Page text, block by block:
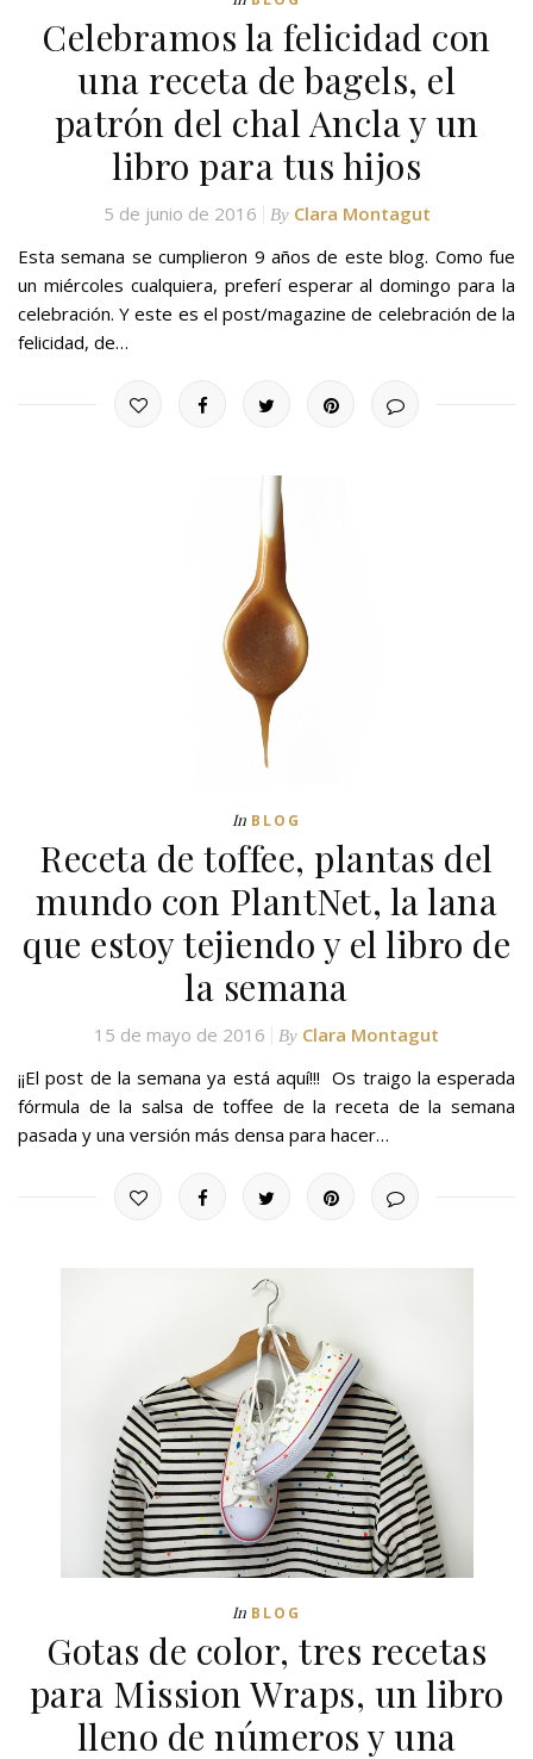
Celebramos la felicidad con
una receta de bagels, el
patrón del chal Ancla y un
libro para tus hijos
5 de junio de 2016 By Clara Montagut
Esta semana se cumplieron 9 años de este blog. Como fue
un miércoles cualquiera, preferí esperar al domingo para la
celebración. Y este es el post/magazine de celebración de la
felicidad, de…
In BLOG
Receta de toffee, plantas del
mundo con PlantNet, la lana
que estoy tejiendo y el libro de
la semana
15 de mayo de 2016 By Clara Montagut
¡¡El post de la semana ya está aquí!!! Os traigo la esperada
fórmula de la salsa de toffee de la receta de la semana
pasada y una versión más densa para hacer…
In BLOG
Gotas de color, tres recetas
para Mission Wraps, un libro
lleno de números y una